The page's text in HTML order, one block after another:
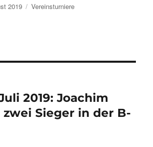
2019 Kategorien
Vereinsturniere
2019: Joachim
zwei Sieger in der B-